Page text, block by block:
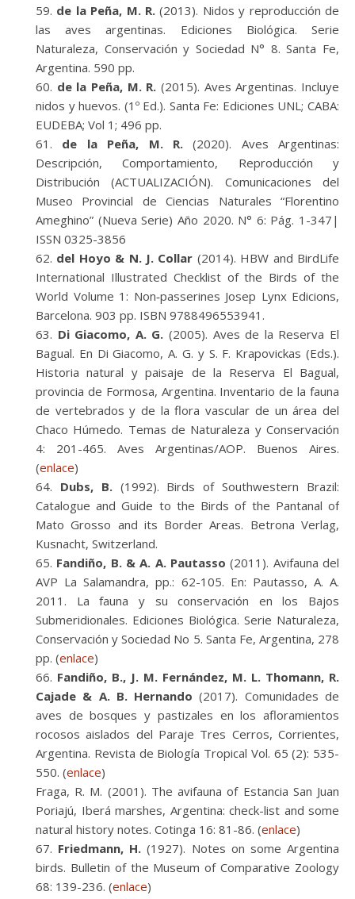
de la Peña, M. R. (2013). Nidos y reproducción de
las aves argentinas. Ediciones Biológica. Serie
Naturaleza, Conservación y Sociedad N° 8. Santa Fe,
Argentina. 590 pp.
de la Peña, M. R. (2015). Aves Argentinas. Incluye
nidos y huevos. (1º Ed.). Santa Fe: Ediciones UNL; CABA:
EUDEBA; Vol 1; 496 pp.
de la Peña, M. R.(2020). Aves Argentinas:
Descripción, Comportamiento, Reproducción y
Distribución (ACTUALIZACIÓN). Comunicaciones del
Museo Provincial de Ciencias Naturales “Florentino
Ameghino” (Nueva Serie) Año 2020. N° 6: Pág. 1-347|
ISSN 0325-3856
del Hoyo & N. J. Collar (2014). HBW and BirdLife
International Illustrated Checklist of the Birds of the
World Volume 1: Non‐passerines Josep Lynx Edicions,
Barcelona. 903 pp. ISBN 9788496553941.
Di Giacomo, A. G. (2005). Aves de la Reserva El
Bagual. En Di Giacomo, A. G. y S. F. Krapovickas (Eds.).
Historia natural y paisaje de la Reserva El Bagual,
provincia de Formosa, Argentina. Inventario de la fauna
de vertebrados y de la flora vascular de un área del
Chaco Húmedo. Temas de Naturaleza y Conservación
4: 201-465. Aves Argentinas/AOP. Buenos Aires.
(enlace)
Dubs, B.(1992). Birds of Southwestern Brazil:
Catalogue and Guide to the Birds of the Pantanal of
Mato Grosso and its Border Areas. Betrona Verlag,
Kusnacht, Switzerland.
Fandiño, B. & A. A. Pautasso (2011). Avifauna del
AVP La Salamandra, pp.: 62-105. En: Pautasso, A. A.
2011. La fauna y su conservación en los Bajos
Submeridionales. Ediciones Biológica. Serie Naturaleza,
Conservación y Sociedad No 5. Santa Fe, Argentina, 278
pp. (enlace)
Fandiño, B., J. M. Fernández, M. L. Thomann, R.
Cajade & A. B. Hernando (2017). Comunidades de
aves de bosques y pastizales en los afloramientos
rocosos aislados del Paraje Tres Cerros, Corrientes,
Argentina. Revista de Biología Tropical Vol. 65 (2): 535-
550. (enlace)
Fraga, R. M. (2001). The avifauna of Estancia San Juan
Poriajú, Iberá marshes, Argentina: check-list and some
natural history notes. Cotinga 16: 81-86. (enlace)
Friedmann, H. (1927). Notes on some Argentina
birds. Bulletin of the Museum of Comparative Zoology
68: 139-236. (enlace)